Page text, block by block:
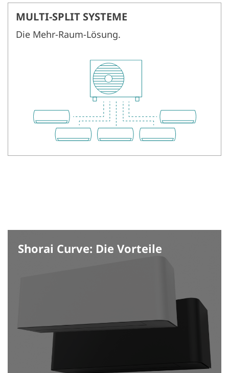
MULTI-SPLIT SYSTEME
Die Mehr-Raum-Lösung.
Shorai Curve: Die Vorteile